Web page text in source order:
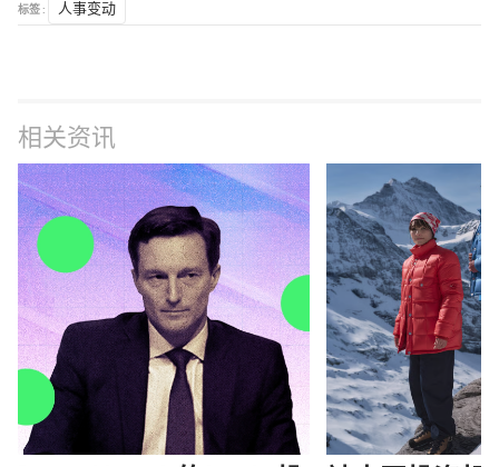
标签 : 人事变动
相关资讯